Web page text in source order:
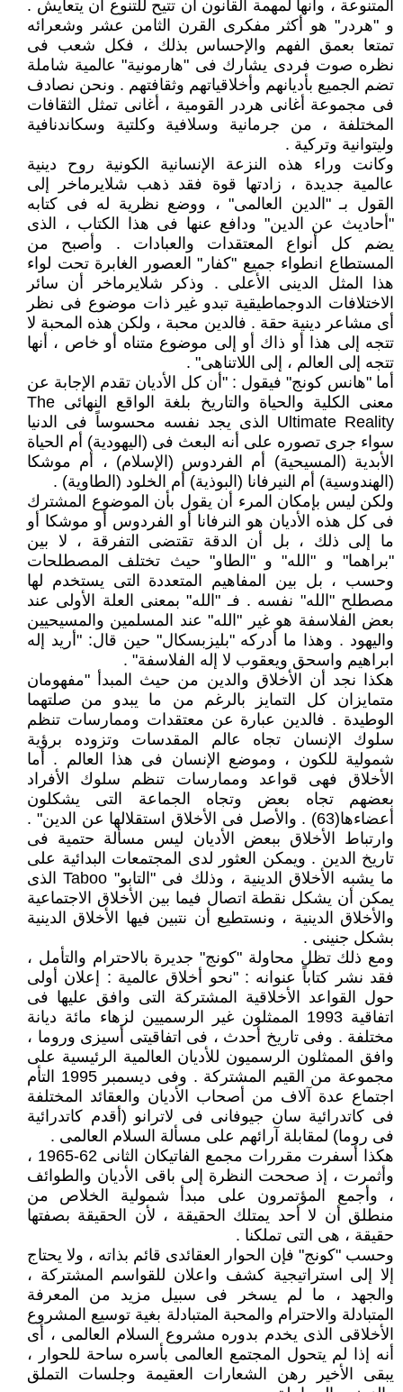
المتنوعة ، وأنها لمهمة القانون أن تتيح للتنوع أن يتعايش .
و "هردر" هو أكثر مفكرى القرن الثامن عشر وشعرائه
تمتعا بعمق الفهم والإحساس بذلك ، فكل شعب فى
نظره صوت فردى يشارك فى "هارمونية" عالمية شاملة
تضم الجميع بأديانهم وأخلاقياتهم وثقافتهم . ونحن نصادف
فى مجموعة أغانى هردر القومية ، أغانى تمثل الثقافات
المختلفة ، من جرمانية وسلافية وكلتية وسكاندنافية
وليتوانية وتركية .
وكانت وراء هذه النزعة الإنسانية الكونية روح دينية
عالمية جديدة ، زادتها قوة فقد ذهب شلايرماخر إلى
القول بـ "الدين العالمى" ، ووضع نظرية له فى كتابه
"أحاديث عن الدين" ودافع عنها فى هذا الكتاب ، الذى
يضم كل أنواع المعتقدات والعبادات . وأصبح من
المستطاع انطواء جميع "كفار" العصور الغابرة تحت لواء
هذا المثل الدينى الأعلى . وذكر شلايرماخر أن سائر
الاختلافات الدوجماطيقية تبدو غير ذات موضوع فى نظر
أى مشاعر دينية حقة . فالدين محبة ، ولكن هذه المحبة لا
تتجه إلى هذا أو ذاك أو إلى موضوع متناه أو خاص ، أنها
تتجه إلى العالم ، إلى اللاتناهى" .
أما "هانس كونج" فيقول : "أن كل الأديان تقدم الإجابة عن
معنى الكلية والحياة والتاريخ بلغة الواقع النهائى The
Ultimate Reality الذى يجد نفسه محسوساً فى الدنيا
سواء جرى تصوره على أنه البعث فى (اليهودية) أم الحياة
الأبدية (المسيحية) أم الفردوس (الإسلام) ، أم موشكا
(الهندوسية) أم النيرفانا (البوذية) أم الخلود (الطاوية) .
ولكن ليس بإمكان المرء أن يقول بأن الموضوع المشترك
فى كل هذه الأديان هو النرفانا أو الفردوس أو موشكا أو
ما إلى ذلك ، بل أن الدقة تقتضى التفرقة ، لا بين
"براهما" و "الله" و "الطاو" حيث تختلف المصطلحات
وحسب ، بل بين المفاهيم المتعددة التى يستخدم لها
مصطلح "الله" نفسه . فـ "الله" بمعنى العلة الأولى عند
بعض الفلاسفة هو غير "الله" عند المسلمين والمسيحيين
واليهود . وهذا ما أدركه "بليزبسكال" حين قال: "أريد إله
ابراهيم واسحق ويعقوب لا إله الفلاسفة" .
هكذا نجد أن الأخلاق والدين من حيث المبدأ "مفهومان
متمايزان كل التمايز بالرغم من ما يبدو من صلتهما
الوطيدة . فالدين عبارة عن معتقدات وممارسات تنظم
سلوك الإنسان تجاه عالم المقدسات وتزوده برؤية
شمولية للكون ، وموضع الإنسان فى هذا العالم . أما
الأخلاق فهى قواعد وممارسات تنظم سلوك الأفراد
بعضهم تجاه بعض وتجاه الجماعة التى يشكلون
أعضاءها(63) . والأصل فى الأخلاق استقلالها عن الدين" .
وارتباط الأخلاق ببعض الأديان ليس مسألة حتمية فى
تاريخ الدين . ويمكن العثور لدى المجتمعات البدائية على
ما يشبه الأخلاق الدينية ، وذلك فى "التابو" Taboo الذى
يمكن أن يشكل نقطة اتصال فيما بين الأخلاق الاجتماعية
والأخلاق الدينية ، ونستطيع أن نتبين فيها الأخلاق الدينية
بشكل جنينى .
ومع ذلك تظل محاولة "كونج" جديرة بالاحترام والتأمل ،
فقد نشر كتاباً عنوانه : "نحو أخلاق عالمية : إعلان أولى
حول القواعد الأخلاقية المشتركة التى وافق عليها فى
اتفاقية 1993 الممثلون غير الرسميين لزهاء مائة ديانة
مختلفة . وفى تاريخ أحدث ، فى اتفاقيتى أسيزى وروما ،
وافق الممثلون الرسميون للأديان العالمية الرئيسية على
مجموعة من القيم المشتركة . وفى ديسمبر 1995 التأم
اجتماع عدة آلاف من أصحاب الأديان والعقائد المختلفة
فى كاتدرائية سان جيوفانى فى لاترانو (أقدم كاتدرائية
فى روما) لمقابلة آرائهم على مسألة السلام العالمى .
هكذا أسفرت مقررات مجمع الفاتيكان الثانى 62-1965 ،
وأثمرت ، إذ صححت النظرة إلى باقى الأديان والطوائف
، وأجمع المؤتمرون على مبدأ شمولية الخلاص من
منطلق أن لا أحد يمتلك الحقيقة ، لأن الحقيقة بصفتها
حقيقة ، هى التى تملكنا .
وحسب "كونج" فإن الحوار العقائدى قائم بذاته ، ولا يحتاج
إلا إلى استراتيجية كشف واعلان للقواسم المشتركة ،
والجهد ، ما لم يسخر فى سبيل مزيد من المعرفة
المتبادلة والاحترام والمحبة المتبادلة بغية توسيع المشروع
الأخلاقى الذى يخدم بدوره مشروع السلام العالمى ، أى
أنه إذا لم يتحول المجتمع العالمى بأسره ساحة للحوار ،
يبقى الأخير رهن الشعارات العقيمة وجلسات التملق